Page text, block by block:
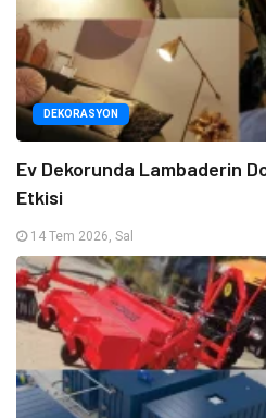
DEKORASYON
Ev Dekorunda Lambaderin
Etkisi
14 Tem 2026, Sal